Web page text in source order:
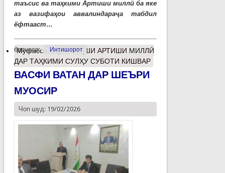
таъсис ва таҳкими Артиши миллӣ ба яке
аз вазифаҳои аввалиндараҷа табдил
ёфтааст...
барчасп: Интишорот
Муфассалтаро НАҚШИ АРТИШИ МИЛЛӢ
ДАР ТАҲКИМИ СУЛҲУ СУБОТИ КИШВАР
ВАСФИ ВАТАН ДАР ШЕЪРИ
МУОСИР
Чоп шуд: 19/02/2026